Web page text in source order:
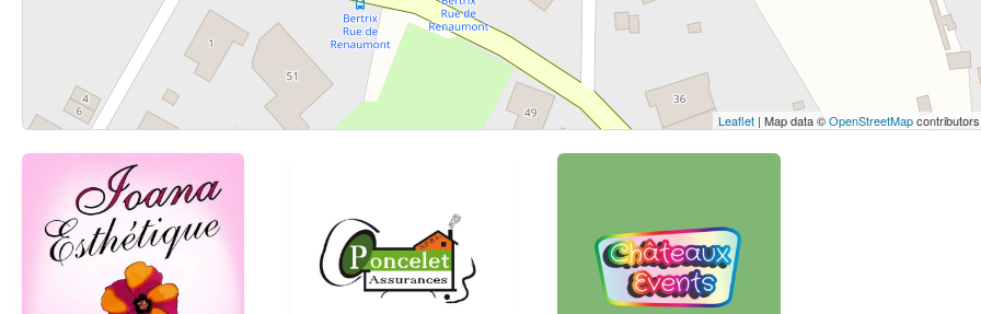
Voir la carte
Leaflet| Map data ©OpenStreetMapcontributors,